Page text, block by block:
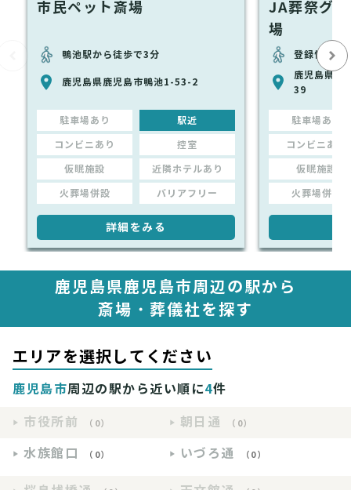
市民ペット斎場
鴨池駅から徒歩で3分
鹿児島県鹿児島市鴨池1-53-2
駐車場あり 駅近
コンビニあり 控室
仮眠施設 近隣ホテルあり
火葬場併設 バリアフリー
詳細をみる
JA葬祭グ
場
登録情報な
鹿児島県鹿
39
駐車場あり
コンビニあり
仮眠施設
火葬場併設
鹿児島県鹿児島市周辺の駅から
斎場・葬儀社を探す
エリアを選択してください
鹿児島市周辺の駅から近い順に4件
市役所前
（0） 朝日通 （0）
水族館口 （0） いづろ通 （0）